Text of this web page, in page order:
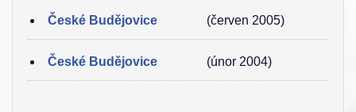
České Budějovice (červen 2005)
České Budějovice (únor 2004)